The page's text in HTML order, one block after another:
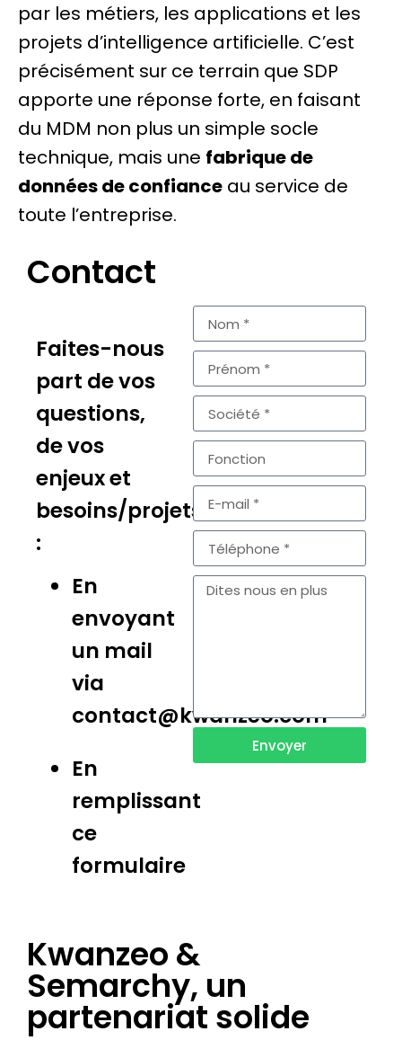
par les métiers, les applications et les
projets d’intelligence artificielle. C’est
précisément sur ce terrain que SDP
apporte une réponse forte, en faisant
du MDM non plus un simple socle
technique, mais une fabrique de
données de confiance au service de
toute l’entreprise.
Contact
Faites-nous
part de vos
questions,
de vos
enjeux et
besoins/projets
:
En
envoyant
un mail
via
contact@kwanzeo.com
En
remplissant
ce
formulaire
Envoyer
Kwanzeo &
Semarchy, un
partenariat solide